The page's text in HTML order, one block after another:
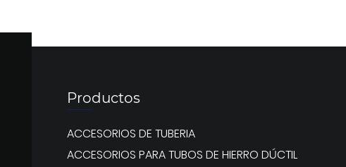
Productos
ACCESORIOS DE TUBERIA
ACCESORIOS PARA TUBOS DE HIERRO DÚCTIL